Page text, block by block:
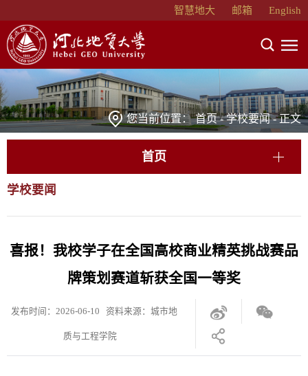
智慧地大 邮箱 English
您当前位置：首页-学校要闻- 正文
首页
学校要闻
喜报！我校学子在全国高校商业精英挑战赛品
牌策划赛道斩获全国一等奖
发布时间：2026-06-10 资料来源：城市地
质与工程学院